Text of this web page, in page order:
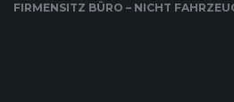
FIRMENSITZ BÜRO – NICHT